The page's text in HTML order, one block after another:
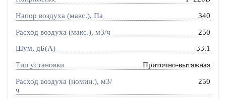
Напор воздуха (макс.), Па 340
Расход воздуха (макс.), м3/ч 250
Шум, дБ(А) 33.1
Тип установки Приточно-вытяжная
Расход воздуха (номин.), м3/
ч
250